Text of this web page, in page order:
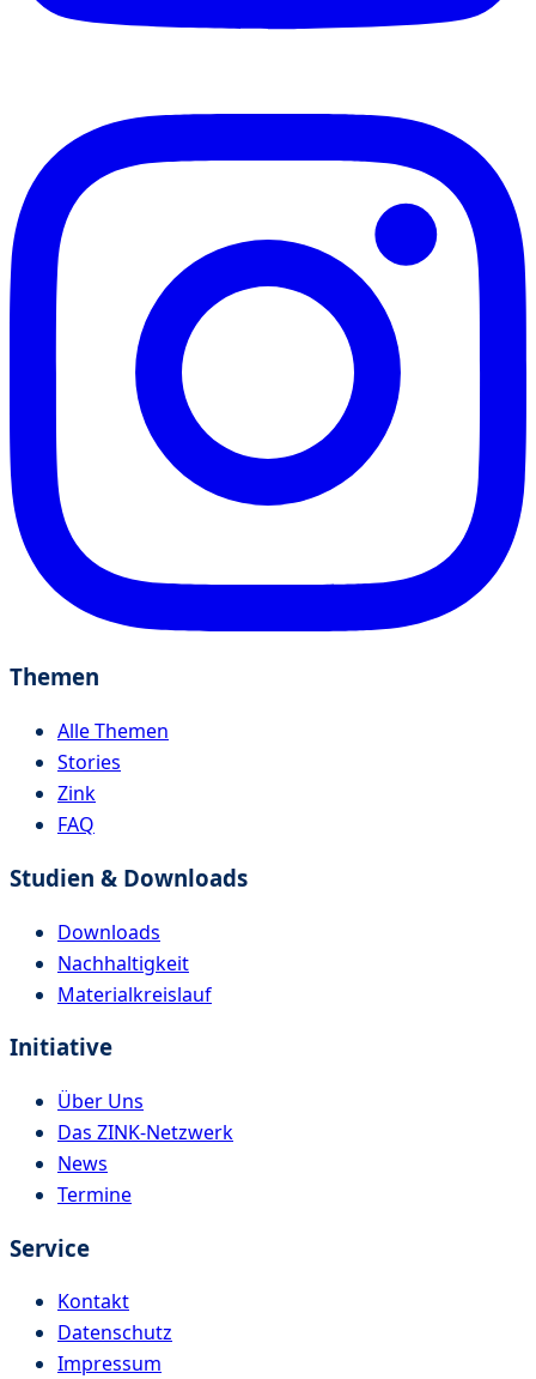
Themen
Alle Themen
Stories
Zink
FAQ
Studien & Downloads
Downloads
Nachhaltigkeit
Materialkreislauf
Initiative
Über Uns
Das ZINK-Netzwerk
News
Termine
Service
Kontakt
Datenschutz
Impressum